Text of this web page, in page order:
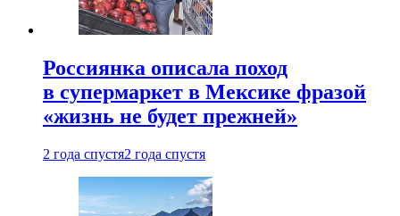
Россиянка описала поход
в супермаркет в Мексике фразой
«жизнь не будет прежней»
2 года спустя2 года спустя